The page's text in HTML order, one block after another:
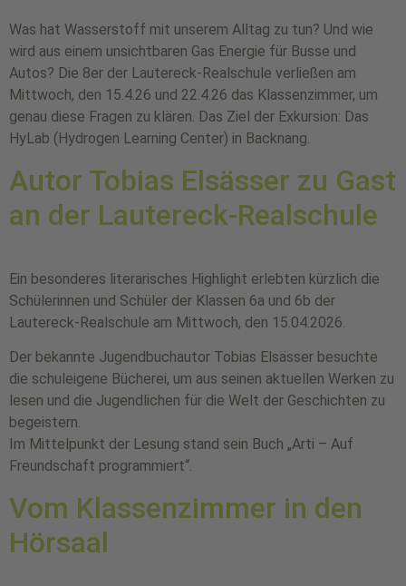
Was hat Wasserstoff mit unserem Alltag zu tun? Und wie
wird aus einem unsichtbaren Gas Energie für Busse und
Autos? Die 8er der Lautereck-Realschule verließen am
Mittwoch, den 15.4.26 und 22.4.26 das Klassenzimmer, um
genau diese Fragen zu klären. Das Ziel der Exkursion: Das
HyLab (Hydrogen Learning Center) in Backnang.
Autor Tobias Elsässer zu Gast
an der Lautereck-Realschule
Ein besonderes literarisches Highlight erlebten kürzlich die
Schülerinnen und Schüler der Klassen 6a und 6b der
Lautereck-Realschule am Mittwoch, den 15.04.2026.
Der bekannte Jugendbuchautor Tobias Elsässer besuchte
die schuleigene Bücherei, um aus seinen aktuellen Werken zu
lesen und die Jugendlichen für die Welt der Geschichten zu
begeistern.
Im Mittelpunkt der Lesung stand sein Buch „Arti – Auf
Freundschaft programmiert“.
Vom Klassenzimmer in den
Hörsaal